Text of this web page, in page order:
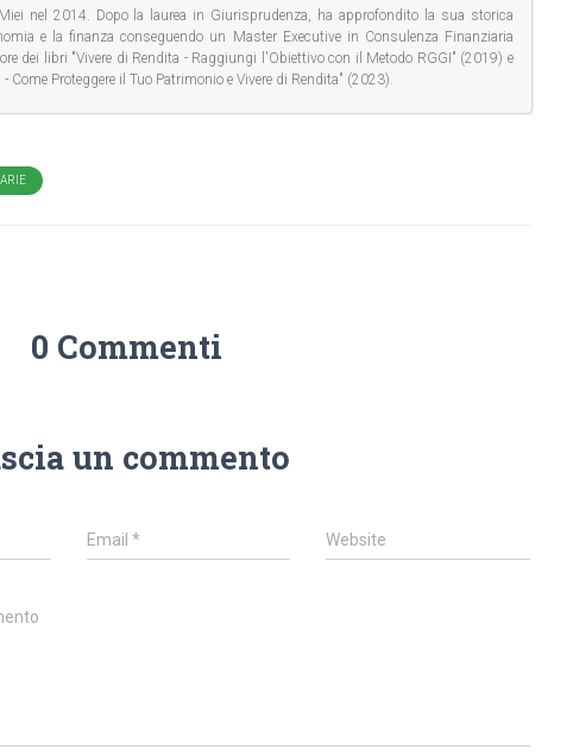
nel 2014. Dopo la laurea in Giurisprudenza, ha approfondito la sua storica
e la finanza conseguendo un Master Executive in Consulenza Finanziaria
dei libri "Vivere di Rendita - Raggiungi l'Obiettivo con il Metodo RGGI" (2019) e
Come Proteggere il Tuo Patrimonio e Vivere di Rendita" (2023).
0 Commenti
un commento
Email * Website